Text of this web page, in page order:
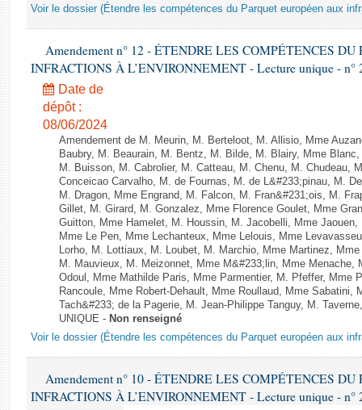
Voir le dossier (Étendre les compétences du Parquet européen aux
Amendement n° 12 - ÉTENDRE LES COMPÉTENCES
INFRACTIONS À L’ENVIRONNEMENT - Lecture unique - n°
Date de
dépôt :
08/06/2024
Amendement de M. Meurin, M. Berteloot, M. Allisio, Mme
Baubry, M. Beaurain, M. Bentz, M. Bilde, M. Blairy, Mme
M. Buisson, M. Cabrolier, M. Catteau, M. Chenu, M. Chudeau,
Conceicao Carvalho, M. de Fournas, M. de L&#233;pinau, M.
M. Dragon, Mme Engrand, M. Falcon, M. Fran&#231;ois, M.
Gillet, M. Girard, M. Gonzalez, Mme Florence Goulet, Mme
Guitton, Mme Hamelet, M. Houssin, M. Jacobelli, Mme
Mme Le Pen, Mme Lechanteux, Mme Lelouis, Mme
Lorho, M. Lottiaux, M. Loubet, M. Marchio, Mme Martinez,
M. Mauvieux, M. Meizonnet, Mme M&#233;lin, Mme Menache,
Odoul, Mme Mathilde Paris, Mme Parmentier, M. Pfeffer, Mme
Rancoule, Mme Robert-Dehault, Mme Roullaud, Mme
Tach&#233; de la Pagerie, M. Jean-Philippe Tanguy, M.
UNIQUE - Non renseigné
Voir le dossier (Étendre les compétences du Parquet européen aux
Amendement n° 10 - ÉTENDRE LES COMPÉTENCES
INFRACTIONS À L’ENVIRONNEMENT - Lecture unique - n°